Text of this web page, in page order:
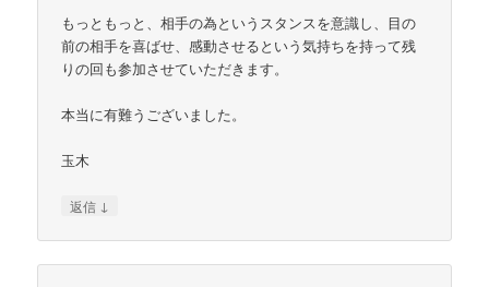
もっともっと、相手の為というスタンスを意識し、目の
前の相手を喜ばせ、感動させるという気持ちを持って残
りの回も参加させていただきます。
本当に有難うございました。
玉木
返信 ↓